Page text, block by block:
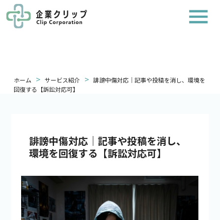
ホーム > サービス紹介 > 誹謗中傷対応｜記事や投稿を消し、環境を
回復する【訴訟対応可】
誹謗中傷対応｜記事や投稿を消し、
環境を回復する【訴訟対応可】